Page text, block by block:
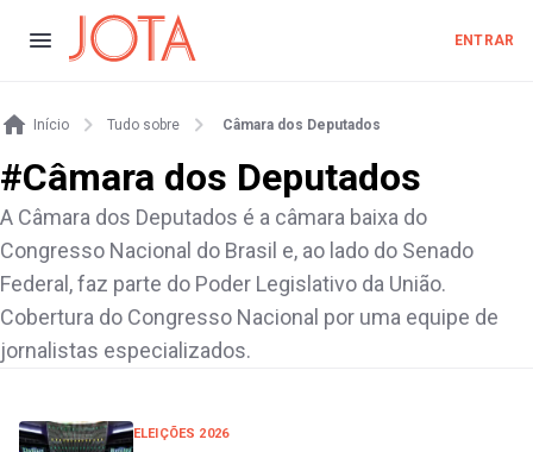
ENTRAR
Início Tudo sobre Câmara dos Deputados
#Câmara dos Deputados
A Câmara dos Deputados é a câmara baixa do
Congresso Nacional do Brasil e, ao lado do Senado
Federal, faz parte do Poder Legislativo da União.
Cobertura do Congresso Nacional por uma equipe de
jornalistas especializados.
ELEIÇÕES 2026